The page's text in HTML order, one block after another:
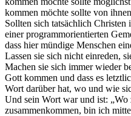
kommen möchte sollte von
Sollten sich tatsächlich
einer programmorientierten
dass hier mündige Menschen
Lassen sie sich nicht einreden,
Machen sie sich immer wieder
Gott kommen und dass es
Wort darüber hat, wo und wie
Und sein Wort war und ist:
zusammenkommen, bin ich